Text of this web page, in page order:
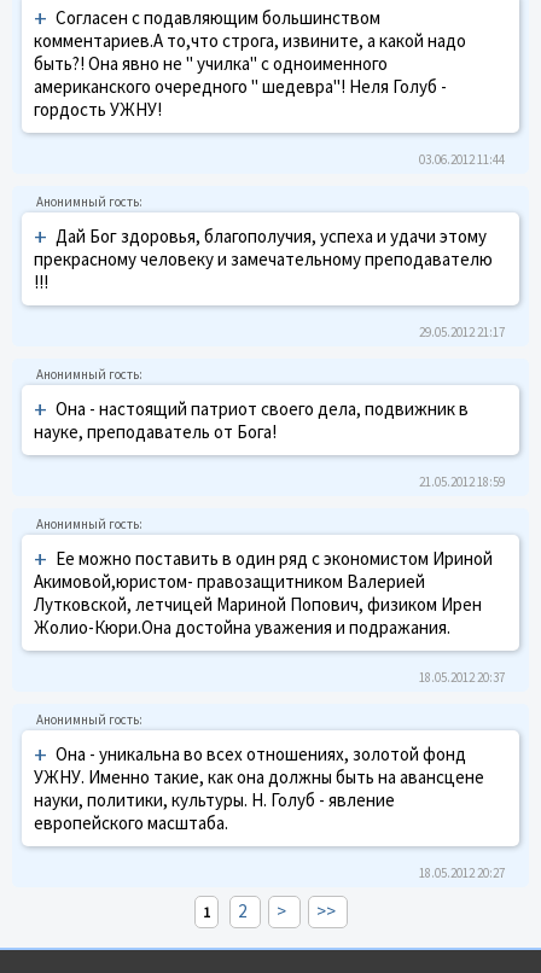
+ Согласен с подавляющим большинством
комментариев.А то,что строга, извините, а какой надо
быть?! Она явно не " училка" с одноименного
американского очередного " шедевра"! Неля Голуб -
гордость УЖНУ!
03.06.2012 11:44
+ Дай Бог здоровья, благополучия, успеха и удачи этому
прекрасному человеку и замечательному преподавателю
!!!
29.05.2012 21:17
+ Она - настоящий патриот своего дела, подвижник в
науке, преподаватель от Бога!
21.05.2012 18:59
+ Ее можно поставить в один ряд с экономистом Ириной
Акимовой,юристом- правозащитником Валерией
Лутковской, летчицей Мариной Попович, физиком Ирен
Жолио-Кюри.Она достойна уважения и подражания.
18.05.2012 20:37
+ Она - уникальна во всех отношениях, золотой фонд
УЖНУ. Именно такие, как она должны быть на авансцене
науки, политики, культуры. Н. Голуб - явление
европейского масштаба.
18.05.2012 20:27
1 2 > >>